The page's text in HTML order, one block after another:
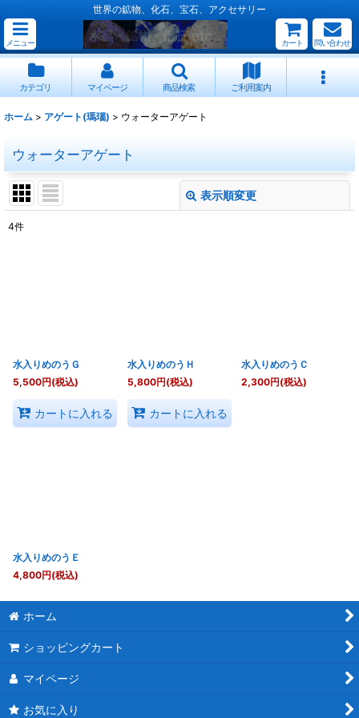
世界の鉱物、化石、宝石、アクセサリー
メニュー カート 問い合わせ
カテゴリ マイページ 商品検索 ご利用案内
ホーム > アゲート(瑪瑙) > ウォーターアゲート
ウォーターアゲート
表示順変更
4件
水入りめのうＧ
5,500円(税込)
カートに入れる
水入りめのうＨ
5,800円(税込)
カートに入れる
水入りめのうＣ
2,300円(税込)
水入りめのうＥ
4,800円(税込)
ホーム
ショッピングカート
マイページ
お気に入り